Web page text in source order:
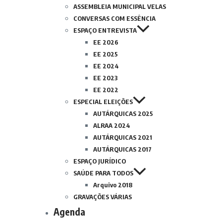
ASSEMBLEIA MUNICIPAL VELAS
CONVERSAS COM ESSÊNCIA
ESPAÇO ENTREVISTA
EE 2026
EE 2025
EE 2024
EE 2023
EE 2022
ESPECIAL ELEIÇÕES
AUTÁRQUICAS 2025
ALRAA 2024
AUTÁRQUICAS 2021
AUTÁRQUICAS 2017
ESPAÇO JURÍDICO
SAÚDE PARA TODOS
Arquivo 2018
GRAVAÇÕES VÁRIAS
Agenda